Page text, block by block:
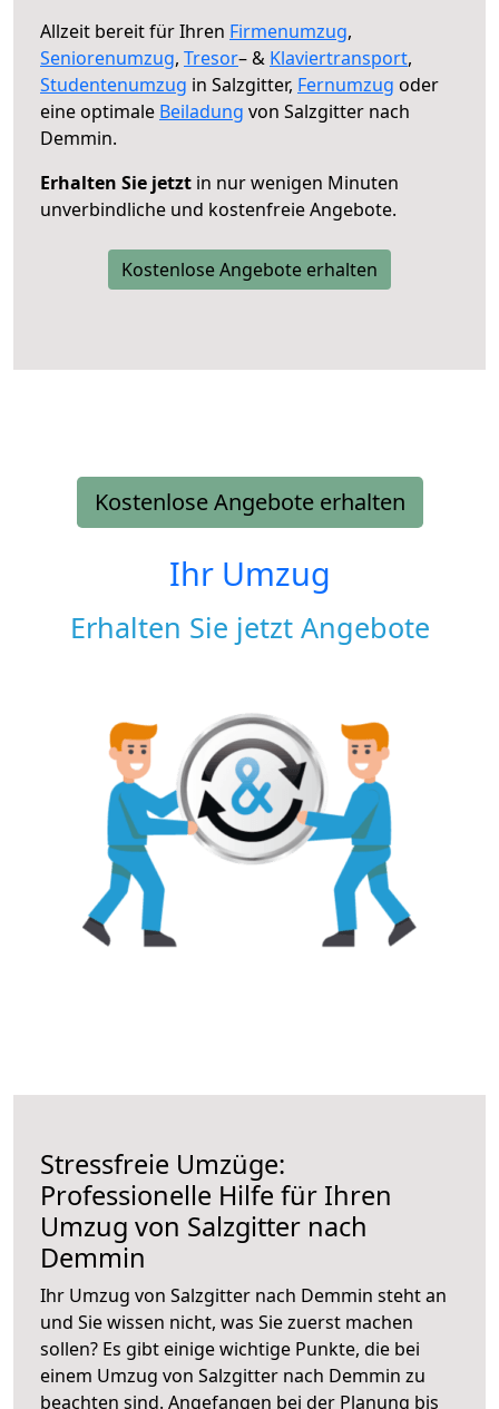
Allzeit bereit für Ihren Firmenumzug,
Seniorenumzug, Tresor– & Klaviertransport,
Studentenumzug in Salzgitter, Fernumzug oder
eine optimale Beiladung von Salzgitter nach
Demmin.
Erhalten Sie jetzt in nur wenigen Minuten
unverbindliche und kostenfreie Angebote.
Kostenlose Angebote erhalten
Kostenlose Angebote erhalten
Ihr Umzug
Erhalten Sie jetzt Angebote
Stressfreie Umzüge:
Professionelle Hilfe für Ihren
Umzug von Salzgitter nach
Demmin
Ihr Umzug von Salzgitter nach Demmin steht an
und Sie wissen nicht, was Sie zuerst machen
sollen? Es gibt einige wichtige Punkte, die bei
einem Umzug von Salzgitter nach Demmin zu
beachten sind. Angefangen bei der Planung bis